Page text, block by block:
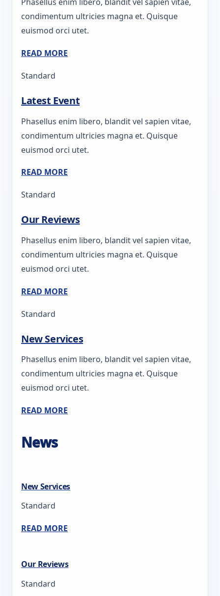
condimentum ultricies magna et. Quisque
euismod orci utet.
READ MORE
Standard
Latest Event
Phasellus enim libero, blandit vel sapien vitae,
condimentum ultricies magna et. Quisque
euismod orci utet.
READ MORE
Standard
Our Reviews
Phasellus enim libero, blandit vel sapien vitae,
condimentum ultricies magna et. Quisque
euismod orci utet.
READ MORE
Standard
New Services
Phasellus enim libero, blandit vel sapien vitae,
condimentum ultricies magna et. Quisque
euismod orci utet.
READ MORE
News
New Services
Standard
READ MORE
Our Reviews
Standard